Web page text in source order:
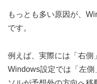
もっとも多い原因が、
です。
例えば、実際には「右側
Windows設定では「左